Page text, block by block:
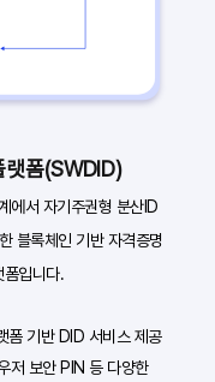
랫폼(SWDID)
에서 자기주권형 분산ID
블록체인 기반 자격증명
폼입니다.
폼 기반 DID 서비스 제공
저 보안 PIN 등 다양한